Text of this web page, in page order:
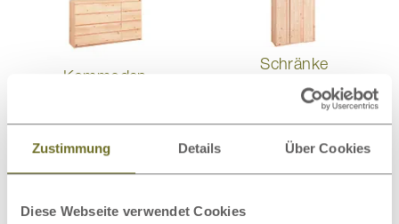
Zustimmung Details Über Cookies
Diese Webseite verwendet Cookies
Kommoden
Schränke
Wollteppiche